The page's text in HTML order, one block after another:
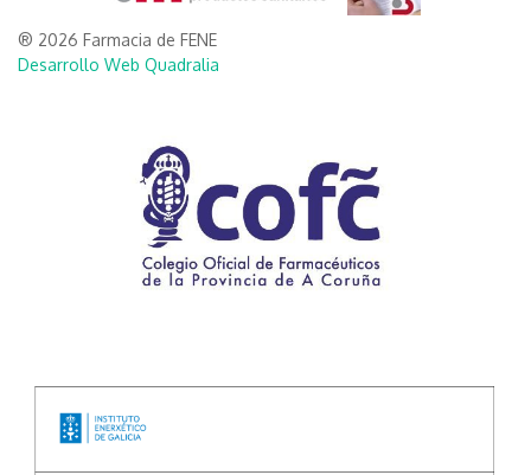
® 2026 Farmacia de FENE
Desarrollo Web Quadralia